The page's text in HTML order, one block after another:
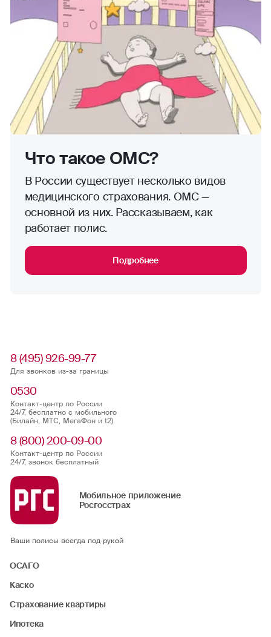
Что такое ОМС?
В России существует несколько видов
медицинского страхования. ОМС —
основной из них. Рассказываем, как
работает полис.
Подробнее
8 (495) 926-99-77
Для звонков из-за границы
0530
Контакт-центр по России
24/7, бесплатно с мобильного
(Билайн, МТС, МегаФон и t2)
8 (800) 200-09-00
Контакт-центр по России
24/7, звонок бесплатный
Мобильное приложение
Росгосстрах
Ваши полисы всегда под рукой
ОСАГО
Каско
Страхование квартиры
Ипотека